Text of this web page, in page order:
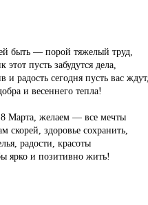
быть — порой тяжелый труд,
пусть забудутся дела,
радость сегодня пусть вас ждут,
и весеннего тепла!
Марта, желаем — все мечты
скорей, здоровье сохранить,
радости, красоты
ярко и позитивно жить!